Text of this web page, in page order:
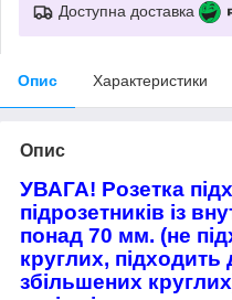
Доступна доставка
Опис Характеристики
Опис
УВАГА! Розетка
підрозетників із
понад 70 мм. (не
круглих, підходить
збільшених